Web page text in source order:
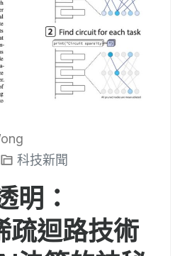
科技新聞
明：
迴路技術